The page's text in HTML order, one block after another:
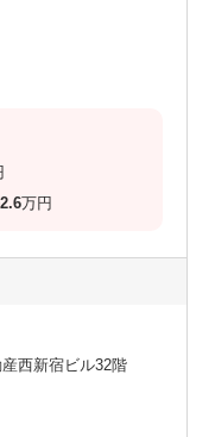
万円
西新宿ビル32階